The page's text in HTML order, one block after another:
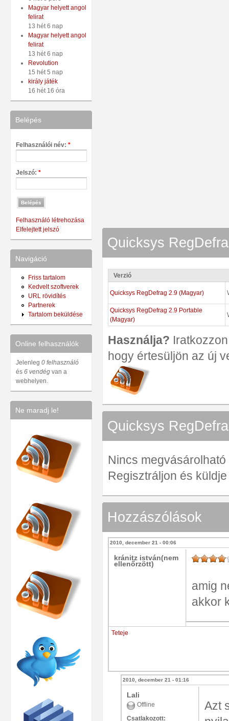
Magyar helyett angol
felirat
13 hét 6 nap
Magyar helyett angol
felirat
13 hét 6 nap
Revolution
15 hét 5 nap
király játék
16 hét 16 óra
Belépés
Felhasználói név: *
Jelszó: *
Felhasználó létrehozása
Elfelejtett jelszó
Navigáció
Friss tartalom
Kedvelt szoftverek
URL rövidítés
Partnerek
Tartalom beküldése
Online felhasználók
Jelenleg 0 felhasználó
és 6 vendég van a
webhelyen.
Ne maradj le!
Quicksys
Verzió
Quicksys RegDefrag 2.9 (Magyar)
Quicksys RegDefrag 2.9 Portable
(Magyar)
Használja?
hogy értesüljön az új
Quicksys
Nincs
Regisztráljon és
Hozzászólások
2010, december 21 - 00:06
kránitz istván(nem
ellenőrzött)
amig
akkor
Teteje
2010, december 21 - 01:16
Lali
Offline
Csatlakozott:
Azt